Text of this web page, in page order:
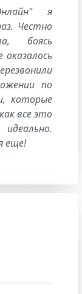
я
Честно
боясь
по
которые
все это
еще!